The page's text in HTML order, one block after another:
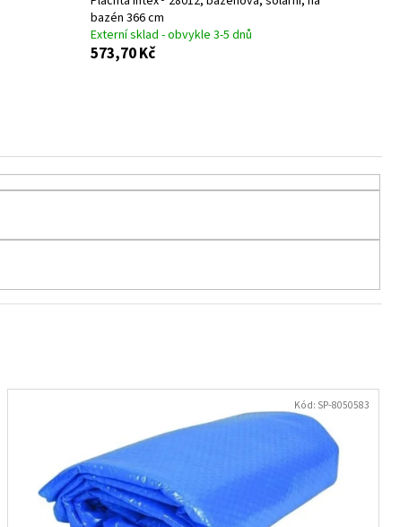
bazén 366 cm
Externí sklad - obvykle 3-5 dnů
573,70 Kč
Kód: SP-8050583